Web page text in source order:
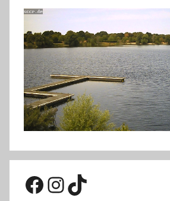
Facebook
Instagram
TikTok